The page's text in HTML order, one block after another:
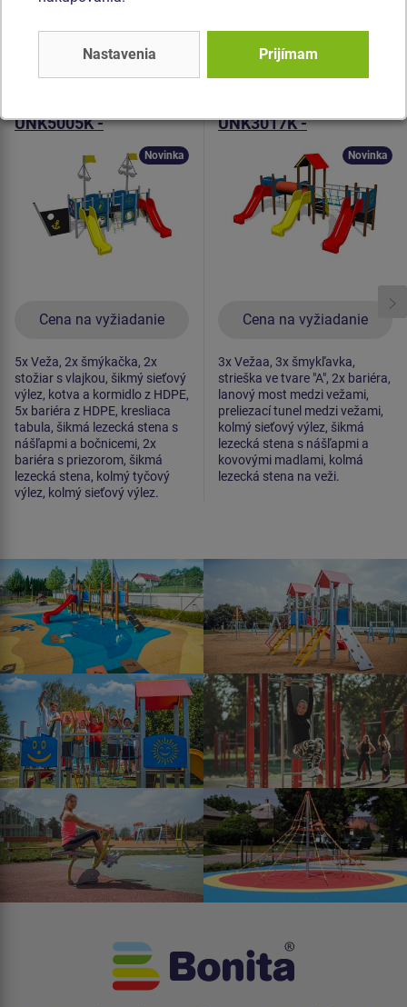
Podobnýtovar
Produkt - UNK-5005K-10
UNK5005K -
Cena na vyžiadanie
Novinka
5x Veža, 2x šmýkačka, 2x
stožiar s vlajkou, šikmý sieťový
výlez, kotva a kormidlo z HDPE,
5x bariéra z HDPE, kresliaca
tabula, šikmá lezecká stena s
nášľapmi a bočnicemi, 2x
bariéra s priezorom, šikmá
lezecká stena, kolmý tyčový
výlez, kolmý sieťový výlez.
Produkt - UNK-3017K-10
UNK3017K -
Cena na vyžiadanie
Novinka
3x Vežaa, 3x šmykľavka,
strieška ve tvare "A", 2x bariéra,
lanový most medzi vežami,
preliezací tunel medzi vežami,
kolmý sieťový výlez, šikmá
lezecká stena s nášľapmi a
kovovými madlami, kolmá
lezecká stena na veži.
Nastavenia Prijímam